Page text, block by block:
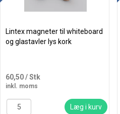
Lintex magneter til whiteboard
og glastavler lys kork
60,50/ Stk
inkl. moms
Læg i kurv